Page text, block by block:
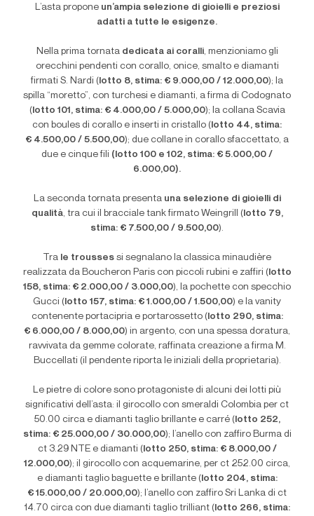
L’asta propone un’ampia selezione di gioielli e preziosi
adatti a tutte le esigenze.
Nella prima tornatadedicata ai coralli, menzioniamo gli
orecchini pendenti con corallo, onice, smalto e diamanti
firmati S. Nardi (lotto 8, stima: € 9.000,00 / 12.000,00); la
spilla “moretto”, con turchesi e diamanti, a firma di Codognato
(lotto 101, stima: € 4.000,00 / 5.000,00); la collana Scavia
con boules di corallo e inserti in cristallo (lotto 44, stima:
€ 4.500,00 / 5.500,00); due collane in corallo sfaccettato, a
due e cinque fili (lotto 100 e 102, stima: € 5.000,00 /
6.000,00).
La seconda tornata presenta una selezione di gioielli di
qualità, tra cui il bracciale tank firmato Weingrill (lotto 79,
stima: € 7.500,00 / 9.500,00).
Tra le trousses si segnalano la classica minaudière
realizzata da Boucheron Paris con piccoli rubini e zaffiri (lotto
158, stima: € 2.000,00 / 3.000,00), la pochette con specchio
Gucci (lotto 157, stima: € 1.000,00 / 1.500,00) e la vanity
contenente portacipria e portarossetto (lotto 290, stima:
€ 6.000,00 / 8.000,00) in argento, con una spessa doratura,
ravvivata da gemme colorate, raffinata creazione a firma M.
Buccellati (il pendente riporta le iniziali della proprietaria).
Le pietre di colore sono protagoniste di alcuni dei lotti più
significativi dell ’asta: il girocollo con smeraldi Colombia per ct
50.00 circa e diamanti taglio brillante e carré (lotto 252,
stima: € 25.000,00 / 30.000,00); l ’anello con zaffiro Burma di
ct 3.29 NTE e diamanti (lotto 250, stima: € 8.000,00 /
12.000,00); il girocollo con acquemarine, per ct 252.00 circa,
e diamanti taglio baguette e brillante (lotto 204, stima:
€ 15.000,00 / 20.000,00); l’anello con zaffiro Sri Lanka di ct
14.70 circa con due diamanti taglio trilliant (lotto 266, stima: